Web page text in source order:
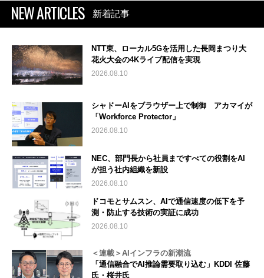
NEW ARTICLES 新着記事
NTT東、ローカル5Gを活用した長岡まつり大
花火大会の4Kライブ配信を実現
2026.08.10
シャドーAIをブラウザー上で制御 アカマイが
「Workforce Protector」
2026.08.10
NEC、部門長から社員まですべての役割をAI
が担う社内組織を新設
2026.08.10
ドコモとサムスン、AIで通信速度の低下を予
測・防止する技術の実証に成功
2026.08.10
＜連載＞AIインフラの新潮流
「通信融合でAI推論需要取り込む」KDDI 佐藤
氏・桜井氏